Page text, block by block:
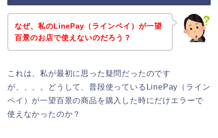
なぜ、私のLinePay（ラインペイ）が一望
百景のお店で使えないのだろう？
これは、私が最初に思った疑問だったのです
が、、、。どうして、普段使っているLinePay（ライン
ペイ）が一望百景の商品を購入した時にだけエラーで
使えなかったのか？